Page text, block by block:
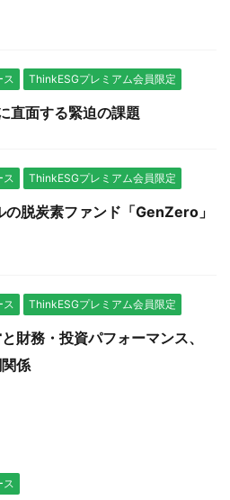
ス ThinkESGプレミアム会員限定
直面する緊迫の課題
ス ThinkESGプレミアム会員限定
の脱炭素ファンド「GenZero」
ス ThinkESGプレミアム会員限定
財務・投資パフォーマンス、
係
ス